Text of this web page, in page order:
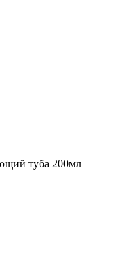
туба 200мл